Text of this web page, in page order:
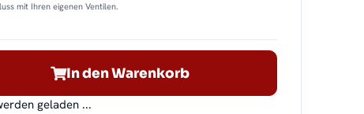
mit Ihren eigenen Ventilen.
In den Warenkorb
geladen ...